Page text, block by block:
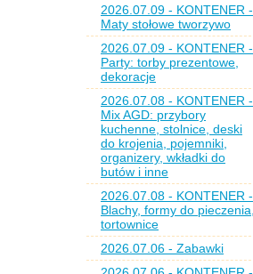
2026.07.09 - KONTENER -
Maty stołowe tworzywo
2026.07.09 - KONTENER -
Party: torby prezentowe,
dekoracje
2026.07.08 - KONTENER -
Mix AGD: przybory
kuchenne, stolnice, deski
do krojenia, pojemniki,
organizery, wkładki do
butów i inne
2026.07.08 - KONTENER -
Blachy, formy do pieczenia,
tortownice
2026.07.06 - Zabawki